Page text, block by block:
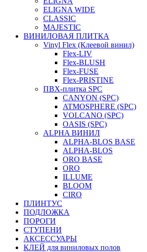
ELIGNA WIDE
CLASSIC
MAJESTIC
ВИНИЛОВАЯ ПЛИТКА
Vinyl Flex (Клеевой винил)
Flex-LIV
Flex-BLUSH
Flex-FUSE
Flex-PRISTINE
ПВХ-плитка SPC
CANYON (SPC)
ATMOSPHERE (SPC)
VOLCANO (SPC)
OASIS (SPC)
ALPHA ВИНИЛ
ALPHA-BLOS BASE
ALPHA-BLOS
ORO BASE
ORO
ILLUME
BLOOM
CIRO
ПЛИНТУС
ПОДЛОЖКА
ПОРОГИ
СТУПЕНИ
АКСЕССУАРЫ
КЛЕЙ для виниловых полов